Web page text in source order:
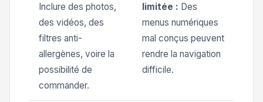
Inclure des photos,
des vidéos, des
filtres anti-
allergènes, voire la
possibilité de
commander.
limitée : Des
menus numériques
mal conçus peuvent
rendre la navigation
difficile.